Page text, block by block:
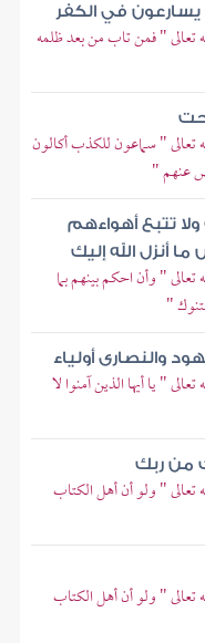
يسارعون في الكفر
تعالى " فمن تاب من بعد ظلمه
تعالى " سماعون للكذب أكالون
عنهم "
ولا تتبع أهواءهم
أنزل الله إليك
" وأن احكم بينهم بما
"
والنصارى أولياء
" يا أيها الذين آمنوا لا
من ربك
تعالى " ولو أن أهل الكتاب
تعالى " ولو أن أهل الكتاب